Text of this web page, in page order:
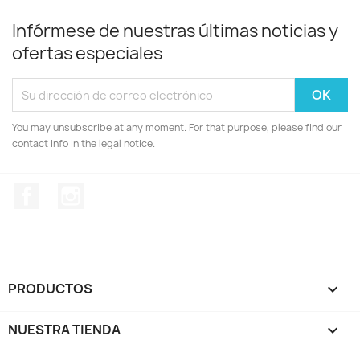
Infórmese de nuestras últimas noticias y
ofertas especiales
You may unsubscribe at any moment. For that purpose, please find our
contact info in the legal notice.
PRODUCTOS 
NUESTRA TIENDA 